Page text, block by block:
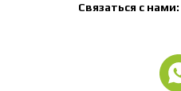
Связаться с нами: